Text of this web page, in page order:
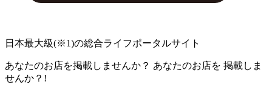
日本最大級(※1)の総合ライフポータルサイト
あなたのお店を掲載しませんか？ あなたのお店を 掲載しま
せんか？!